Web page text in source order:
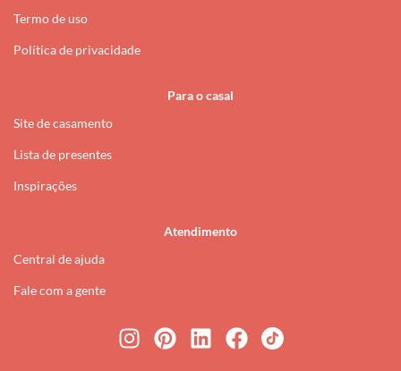
Termo de uso
Política de privacidade
Para o casal
Site de casamento
Lista de presentes
Inspirações
Atendimento
Central de ajuda
Fale com a gente